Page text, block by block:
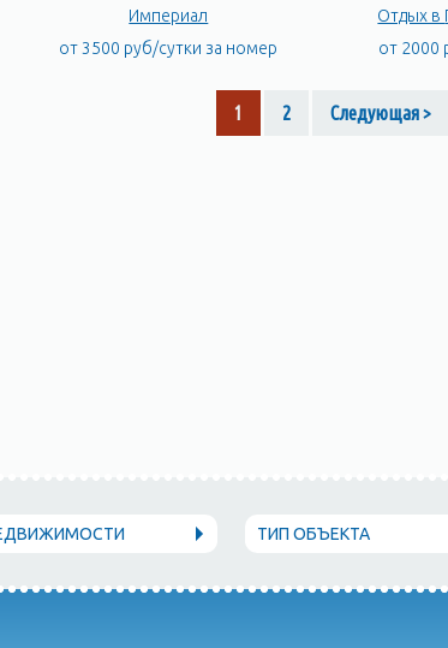
Империал
от 3500 руб/сутки за номер
от 2000
1 2 Следующая >
ТИП ОБЪЕКТА